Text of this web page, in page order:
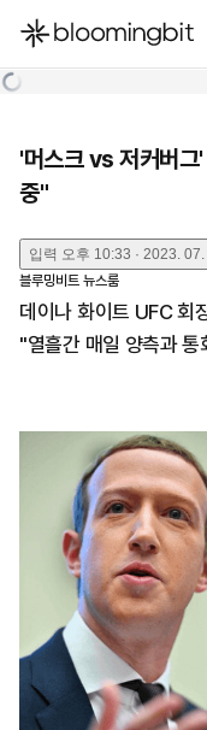
한국어
'머스크 vs 저커버
중"
입력 오후 10:33 · 2023.
블루밍비트 뉴스룸
데이나 화이트 UFC 회
"열흘간 매일 양측과